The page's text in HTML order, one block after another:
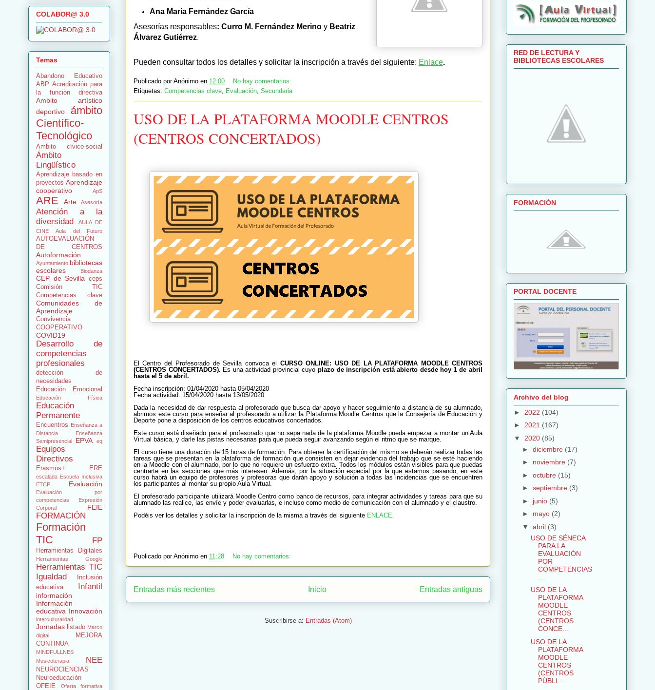
Ana María Fernández García
Asesorías responsables: Curro M. Fernández Merino y Beatriz
Álvarez Gutiérrez
Pueden consultar todos los detalles y solicitar la inscripción a través del siguiente: Enlace.
Publicado porAnónimo en 12:00
No hay comentarios:
Etiquetas: Competencias clave Evaluación Secundaria
USO DE LA PLATAFORMA MOODLE CENTROS
(CENTROS CONCERTADOS)
El Centro del Profesorado de Sevilla convoca el CURSO ONLINE: USO DE LA PLATAFORMA MOODLE CENTROS
(CENTROS CONCERTADOS). Es una actividad provincial cuyo plazo de inscripción está abierto desde hoy 1 de abril
hasta el 5 de abril.
Fecha inscripción: 01/04/2020 hasta 05/04/2020
Fecha actividad: 15/04/2020 hasta 13/05/2020
Dada la necesidad de dar respuesta al profesorado que busca dar apoyo y hacer seguimiento a distancia de su alumnado,
abrimos este curso para enseñar al profesorado a utilizar la Plataforma Moodle Centros que la Consejería de Educación y
Deporte pone a disposición de los centros educativos concertados.
Este curso está diseñado para el profesorado que no sepa nada de la plataforma Moodle pueda empezar a montar un Aula
Virtual básica, y darle las pistas necesarias para que pueda seguir avanzando según el ritmo que se marque.
El curso tiene una duración de 15 horas de formación. Para obtener la certificación del mismo se deberán realizar todas las
tareas que se presentan en la plataforma de formación que consisten en dejar evidencia del trabajo que se esté haciendo
en la Moodle con el alumnado, por lo que no requiere un esfuerzo extra. Todos los módulos están visibles para que puedas
centrarte en las secciones que más interesen. Además, por la situación especial por la que estamos pasando, en este
curso habrá un equipo de profesores y profesoras que darán apoyo y solución a todas las incidencias que se encuentren
los participantes al montar su propio Aula Virtual.
El profesorado participante utilizará Moodle Centro como banco de recursos, para integrar actividades y tareas para que su
alumnado las realice, las envíe y poder evaluarlas, e incluso como medio de comunicación con el alumnado y el claustro.
Podéis ver los detalles y solicitar la inscripción de la misma a través del siguiente ENLACE
Publicado porAnónimo en 11:28 No hay comentarios:
Entradas más recientes Entradas antiguas
Inicio
Suscribirse a: Entradas (Atom)
COLABOR@ 3.0
Temas
Abandono Educativo
ABP Acreditación para
la función directiva
Ambito artístico
deportivo
ámbito
Científico-
Tecnológico
Ambito cívico-social
Ámbito
Lingüístico
Aprendizaje basado en
proyectos Aprendizaje
cooperativo
ApS
ARE Arte Asesoría
Atención a la
diversidad
AULA DE
CINE
Aula del Futuro
AUTOEVALUACIÓN
DE CENTROS
Autoformación
Ayuntamiento bibliotecas
escolares
Biodanza
CEP de Sevilla
ceps
Comisión TIC
Competencias clave
Comunidades de
Aprendizaje
Convivencia
COOPERATIVO
COVID19
Desarrollo de
competencias
profesionales
detección de
necesidades
Educación Emocional
Educación Física
Educación
Permanente
Encuentros Enseñanza a
Distancia
Enseñanza
Semipresencial
EPVA eq
Equipos
Directivos
Erasmus+ ERE
escalada Escuela Inclusiva
ETCP
Evaluación
Evaluación por
competencias
Expresión
Corporal
FEIE
FORMACIÓN
Formación
TIC
FP
Herramientas Digitales
Herramientas Google
Herramientas TIC
Igualdad
Inclusión
educativa
Infantil
información
Información
educativa Innovación
interculturalidad
Jornadas listado Marco
digital
MEJORA
CONTINUA
MINDFULLNES
Musicoterapia
NEE
NEUROCIENCIAS
Neuroeducación
OFEIE
Oferta formativa
RED DE LECTURA Y
BIBLIOTECAS ESCOLARES
FORMACIÓN
PORTAL DOCENTE
Archivo del blog
► 2022 (104)
► 2021 (167)
▼ 2020 (85)
► diciembre (17)
► noviembre (7)
► octubre (15)
► septiembre (3)
► junio (5)
► mayo (2)
▼ abril (3)
USO DE SÉNECA
PARA LA
EVALUACIÓN
POR
COMPETENCIAS
USO DE LA
PLATAFORMA
MOODLE
CENTROS
(CENTROS
CONCE...
USO DE LA
PLATAFORMA
MOODLE
CENTROS
(CENTROS
PÚBLI...